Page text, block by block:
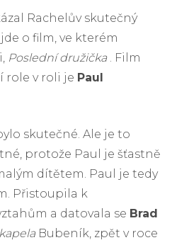
Rachelův skutečný
o film, ve kterém
Poslední družička. Film
role v roli je Paul
skutečné. Ale je to
protože Paul je šťastně
dítětem. Paul je tedy
Přistoupila k
a datovala se Brad
Bubeník, zpět v roce